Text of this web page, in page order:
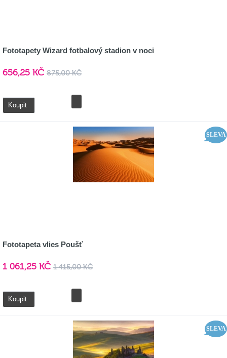
Fototapety Wizard fotbalový stadion v noci
656,25 KČ 875,00 KČ
Koupit
SLEVA
Fototapeta vlies Poušť
1 061,25 KČ 1 415,00 KČ
Koupit
SLEVA